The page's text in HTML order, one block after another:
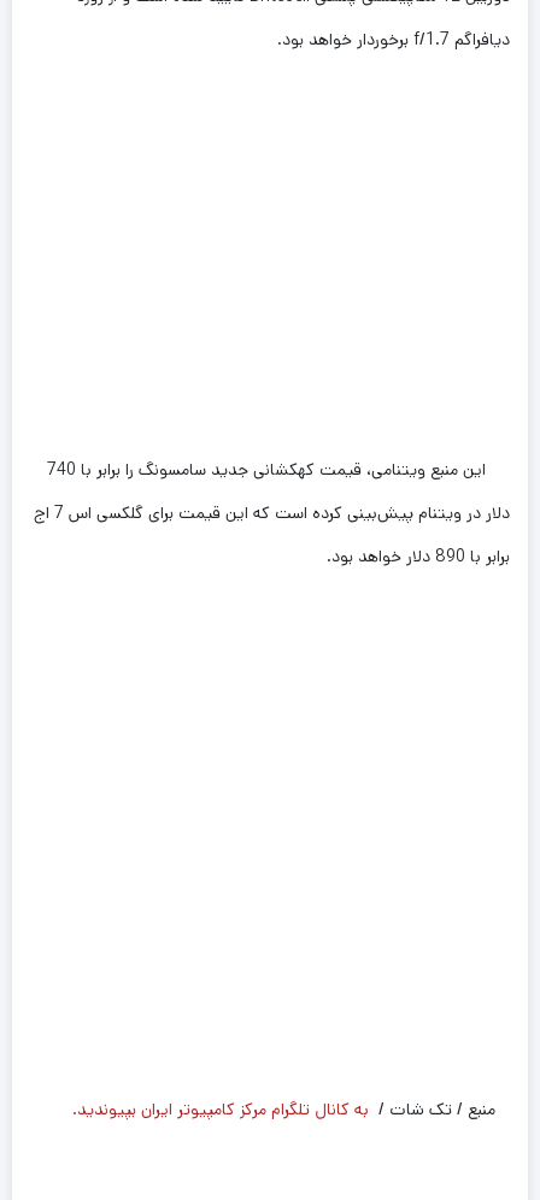
دیافراگم f/1.7 برخوردار خواهد بود.
این منبع ویتنامی، قیمت کهکشانی جدید سامسونگ را برابر با 740
دلار در ویتنام پیش‌بینی کرده است که این قیمت برای گلکسی اس 7 اج
برابر با 890 دلار خواهد بود.
منبع / تک شات / به کانال تلگرام مرکز کامپیوتر ایران بپیوندید.